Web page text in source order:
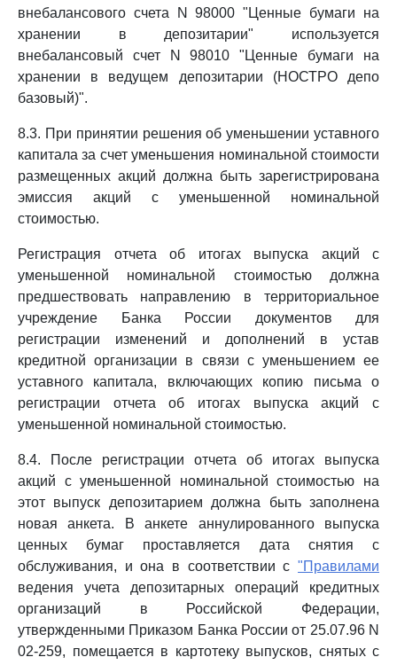
внебалансового счета N 98000 "Ценные бумаги на
хранении в депозитарии" используется
внебалансовый счет N 98010 "Ценные бумаги на
хранении в ведущем депозитарии (НОСТРО депо
базовый)".
8.3. При принятии решения об уменьшении уставного
капитала за счет уменьшения номинальной стоимости
размещенных акций должна быть зарегистрирована
эмиссия акций с уменьшенной номинальной
стоимостью.
Регистрация отчета об итогах выпуска акций с
уменьшенной номинальной стоимостью должна
предшествовать направлению в территориальное
учреждение Банка России документов для
регистрации изменений и дополнений в устав
кредитной организации в связи с уменьшением ее
уставного капитала, включающих копию письма о
регистрации отчета об итогах выпуска акций с
уменьшенной номинальной стоимостью.
8.4. После регистрации отчета об итогах выпуска
акций с уменьшенной номинальной стоимостью на
этот выпуск депозитарием должна быть заполнена
новая анкета. В анкете аннулированного выпуска
ценных бумаг проставляется дата снятия с
обслуживания, и она в соответствии с "Правилами
ведения учета депозитарных операций кредитных
организаций в Российской Федерации,
утвержденными Приказом Банка России от 25.07.96 N
02-259, помещается в картотеку выпусков, снятых с